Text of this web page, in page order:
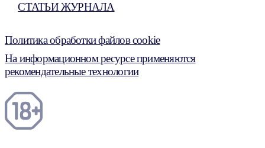
СТАТЬИ ЖУРНАЛА
Политика обработки файлов cookie
На информационном ресурсе применяются
рекомендательные технологии